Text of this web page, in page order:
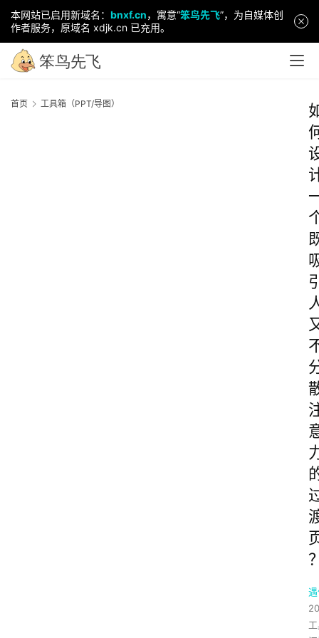
本网站已启用新域名： bnxf.cn，寓意“笨鸟先飞”，为自媒体创
作者服务，原域名 xdjk.cn 已充用。
首页 工具箱（PPT/导图）